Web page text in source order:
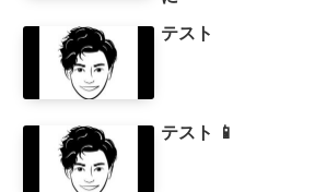
テスト
テスト 📱